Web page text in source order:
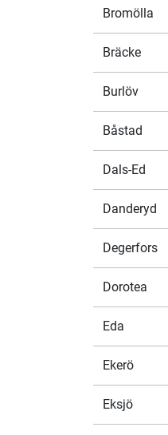
Bromölla
Bräcke
Burlöv
Båstad
Dals-Ed
Danderyd
Degerfors
Dorotea
Eda
Ekerö
Eksjö